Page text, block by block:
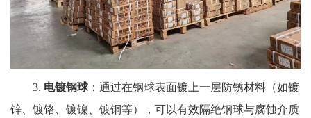
3. 电镀钢球：通过在钢球表面镀上一层防锈材料（如镀
锌、镀铬、镀镍、镀铜等），可以有效隔绝钢球与腐蚀介质